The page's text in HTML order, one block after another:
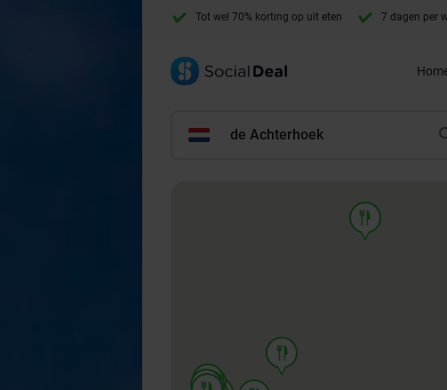
Tot wel 70% korting op uit eten 7 dagen per
de Achterhoek
food
food
food
food
food
food